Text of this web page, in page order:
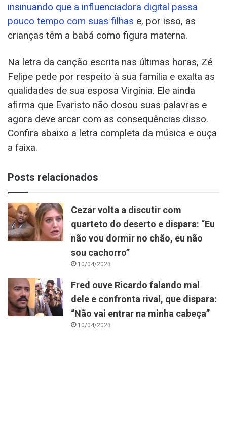
insinuando que a influenciadora digital passa
pouco tempo com suas filhas e, por isso, as
crianças têm a babá como figura materna.
Na letra da canção escrita nas últimas horas, Zé
Felipe pede por respeito à sua família e exalta as
qualidades de sua esposa Virgínia. Ele ainda
afirma que Evaristo não dosou suas palavras e
agora deve arcar com as consequências disso.
Confira abaixo a letra completa da música e ouça
a faixa.
Posts relacionados
Cezar volta a discutir com
quarteto do deserto e dispara: “Eu
não vou dormir no chão, eu não
sou cachorro”
10/04/2023
Fred ouve Ricardo falando mal
dele e confronta rival, que dispara:
“Não vai entrar na minha cabeça”
10/04/2023